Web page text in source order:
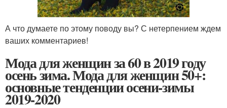
А что думаете по этому поводу вы? С нетерпением ждем
ваших комментариев!
Мода для женщин за 60 в 2019 году
осень зима. Мода для женщин 50+:
основные тенденции осени-зимы
2019-2020